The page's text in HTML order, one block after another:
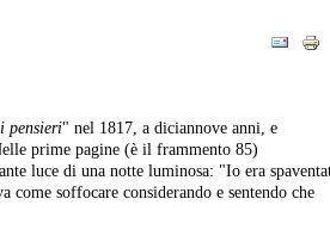
pensieri" nel 1817, a diciannove anni, e
prime pagine (è il frammento 85)
luce di una notte luminosa: "Io era
soffocare considerando e sentendo che